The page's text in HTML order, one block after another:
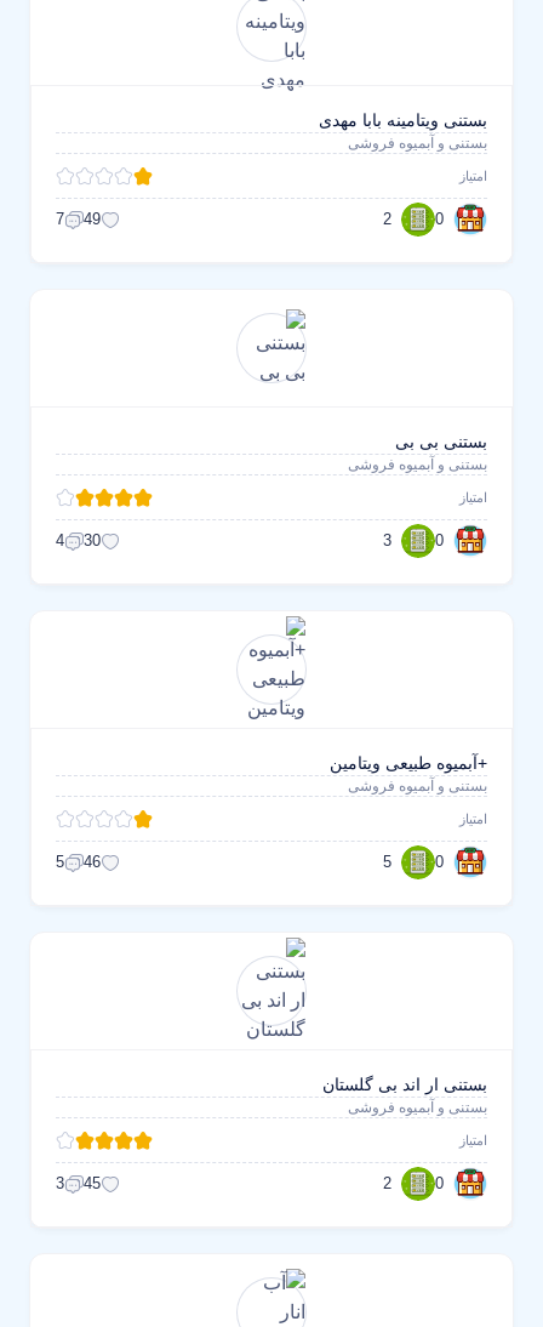
بستنی ویتامینه بابا مهدی
بستنی و آبمیوه فروشی
امتیاز
0
2
49
7
بستنی بی بی
بستنی و آبمیوه فروشی
امتیاز
0
3
30
4
+آبمیوه طبیعی ویتامین
بستنی و آبمیوه فروشی
امتیاز
0
5
46
5
بستنی ار اند بی گلستان
بستنی و آبمیوه فروشی
امتیاز
0
2
45
3